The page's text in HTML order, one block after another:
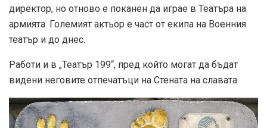
директор, но отново е поканен да играе в Театъра на
армията. Големият актьор е част от екипа на Военния
театър и до днес.
Работи и в „Театър 199“, пред който могат да бъдат
видени неговите отпечатъци на Стената на славата.